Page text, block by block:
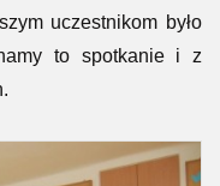
uczestnikom było
to spotkanie i z